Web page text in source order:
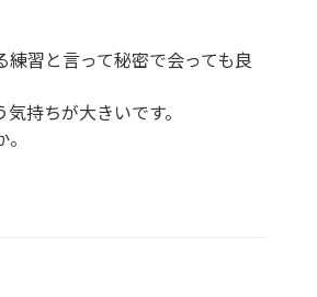
習と言って秘密で会っても良
持ちが大きいです。